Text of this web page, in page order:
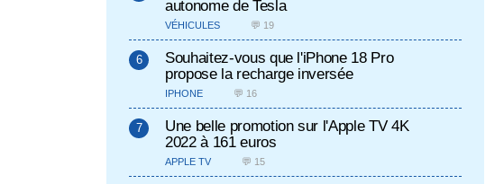
autonome de Tesla
VÉHICULES 💬 19
Souhaitez-vous que l'iPhone 18 Pro
propose la recharge inversée
IPHONE 💬 16
Une belle promotion sur l'Apple TV 4K
2022 à 161 euros
APPLE TV 💬 15